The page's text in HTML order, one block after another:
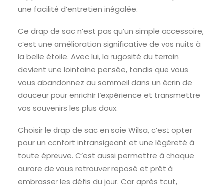
une facilité d’entretien inégalée.
Ce drap de sac n’est pas qu’un simple accessoire,
c’est une amélioration significative de vos nuits à
la belle étoile. Avec lui, la rugosité du terrain
devient une lointaine pensée, tandis que vous
vous abandonnez au sommeil dans un écrin de
douceur pour enrichir l’expérience et transmettre
vos souvenirs les plus doux.
Choisir le drap de sac en soie Wilsa, c’est opter
pour un confort intransigeant et une légèreté à
toute épreuve. C’est aussi permettre à chaque
aurore de vous retrouver reposé et prêt à
embrasser les défis du jour. Car après tout,